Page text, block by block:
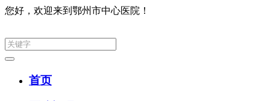
您好，欢迎来到鄂州市中心医院！
首页